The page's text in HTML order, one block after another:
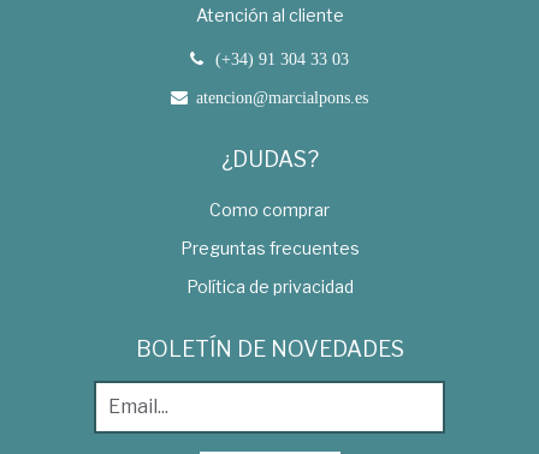
Atención al cliente
(+34) 91 304 33 03
atencion@marcialpons.es
¿DUDAS?
Como comprar
Preguntas frecuentes
Política de privacidad
BOLETÍN DE NOVEDADES